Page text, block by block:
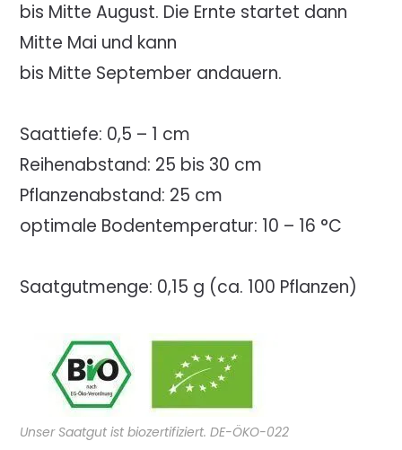
bis Mitte August. Die Ernte startet dann
Mitte Mai und kann
bis Mitte September andauern.
Saattiefe: 0,5 – 1 cm
Reihenabstand: 25 bis 30 cm
Pflanzenabstand: 25 cm
optimale Bodentemperatur: 10 – 16 °C
Saatgutmenge: 0,15 g (ca. 100 Pflanzen)
Unser Saatgut ist biozertifiziert. DE-ÖKO-022